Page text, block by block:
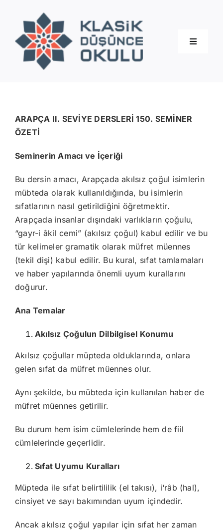
content
Toggle
Eğitimler
İletişim
ARAPÇA II. SEVİYE DERSLERİ 150. SEMİNER
ÖZETİ
Seminerin Amacı ve İçeriği
Bu dersin amacı, Arapçada akılsız çoğul isimlerin
mübteda olarak kullanıldığında, bu isimlerin
sıfatlarının nasıl getirildiğini öğretmektir.
Arapçada insanlar dışındaki varlıkların çoğulu,
“gayr-i âkil cemi” (akılsız çoğul) kabul edilir ve bu
tür kelimeler gramatik olarak müfret müennes
(tekil dişi) kabul edilir. Bu kural, sıfat tamlamaları
ve haber yapılarında önemli uyum kurallarını
doğurur.
Ana Temalar
Akılsız Çoğulun Dilbilgisel Konumu
Akılsız çoğullar müpteda olduklarında, onlara
gelen sıfat da müfret müennes olur.
Aynı şekilde, bu mübteda için kullanılan haber de
müfret müennes getirilir.
Bu durum hem isim cümlelerinde hem de fiil
cümlelerinde geçerlidir.
Sıfat Uyumu Kuralları
Müpteda ile sıfat belirtililik (el takısı), i‘râb (hal),
cinsiyet ve sayı bakımından uyum içindedir.
Ancak akılsız çoğul yapılar için sıfat her zaman